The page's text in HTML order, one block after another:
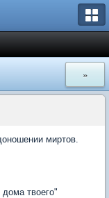
»
миртов.
твоего"